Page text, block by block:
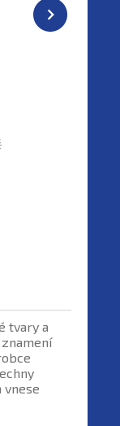
Externí
tvary a
vnese